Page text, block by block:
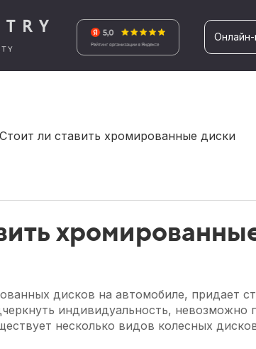
Стоит ли ставить хромированные диски
дисков на автомобиле, придает
индивидуальность,
несколько видов колесных